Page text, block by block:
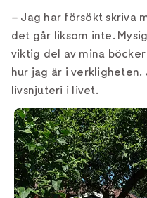
– Jag har försökt skriva
det går liksom inte.
viktig del av mina
hur jag är i
livsnjuteri i livet.